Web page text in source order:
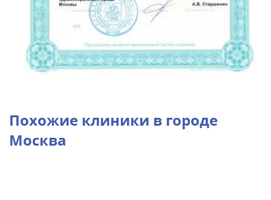
Похожие клиники в городе
Москва